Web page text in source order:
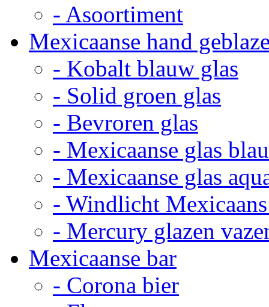
- Asoortiment
Mexicaanse hand
- Kobalt blauw glas
- Solid groen glas
- Bevroren glas
- Mexicaanse glas
- Mexicaanse glas
- Windlicht
- Mercury glazen
Mexicaanse bar
- Corona bier